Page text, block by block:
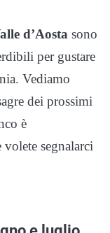
d’Aosta sono
per gustare
Vediamo
dei prossimi
è
segnalarci